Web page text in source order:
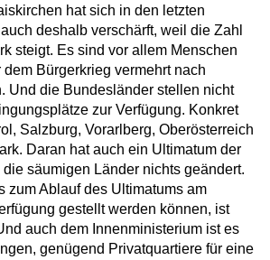
hat sich in den letzten
deshalb verschärft, weil die Zahl
steigt. Es sind vor allem Menschen
Bürgerkrieg vermehrt nach
Und die Bundesländer stellen nicht
zur Verfügung. Konkret
Salzburg, Vorarlberg, Oberösterreich
Daran hat auch ein Ultimatum der
die säumigen Länder nichts geändert.
zum Ablauf des Ultimatums am
gestellt werden können, ist
auch dem Innenministerium ist es
genügend Privatquartiere für eine